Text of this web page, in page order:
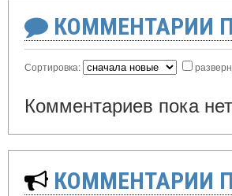
КОММЕНТАРИИ
Сортировка:
Комментариев пока нет
КОММЕНТАРИИ